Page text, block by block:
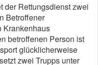
der Rettungsdienst zwei
Betroffener
Krankenhaus
betroffenen Person ist
glücklicherweise
zwei Trupps unter